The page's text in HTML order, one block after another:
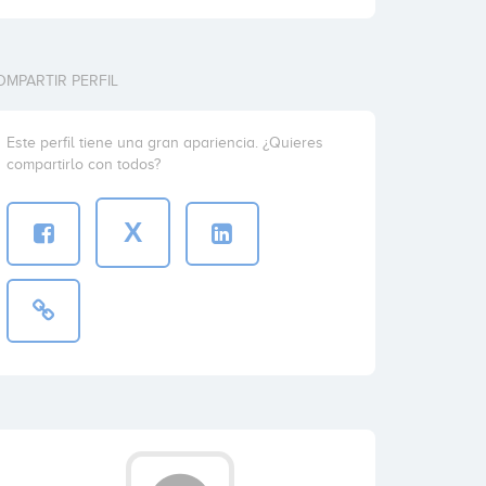
PERFIL
Este perfil tiene una gran apariencia. ¿Quieres
compartirlo con todos?
X